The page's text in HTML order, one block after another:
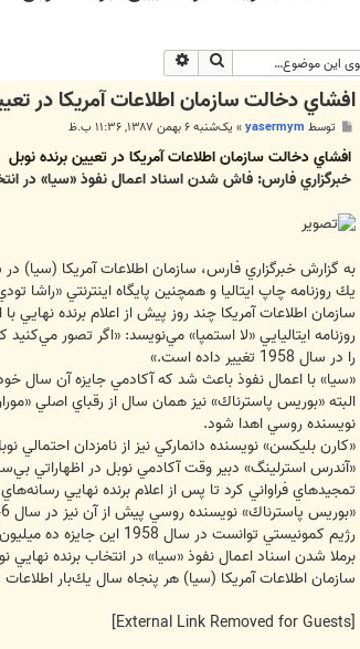
جستجو
افشاي دخالت سازمان اطلاعات آمريكا در
ت
توسط yasermym
» یک‌شنبه ۶ بهمن ۱۳۸۷, ۱۱:۳۶ ب.ظ
افشاي دخالت سازمان اطلاعات آمريكا در تعيين برنده نوبل
خبرگزاري فارس: فاش شدن اسناد اعمال نفوذ «سيا» در
به گزارش خبرگزاري فارس، سازمان اطلاعات آمريكا (سيا) در سال 1958 با اعمال نفوذ در آكادمي سوئدي نوبل راي اين آكادمي براي اهداي جايزه نوبل ادبيات آن سال
سازمان اطلاعات آمريكا چند روز پيش از اعلام برنده نهايي
روزنامه ايتاليايي «لا استمپا» مي‌نويسد: «اگر تصور
را در سال 1958 تغيير داده است.»
«سيا» با اعمال نفوذ باعث شد كه آكادمي جايزه آن سال
البته «بوريس پاسترناك» نيز همان سال از رقباي اصلي
نويسنده روسي اهدا شود.
«كارن بليكسن» نويسنده دانماركي نيز از نامزدان احتمالي نوبل ادبيات سال 1958 بوده است اما «آلبرتو موراويا» و «پاسترناك» دو رقيب بلامنازع در ساعات
«آندرس استرلينگ» دبير وقت آكادمي نوبل در اظهاراتي
تمجيد‌هاي فراواني كرد تا پس از اعلام برنده نهايي
رژيم كمونيستي توانست در سال 1958 اين جايزه ده ميليون كروني را از آن خود كند.
برملا شدن اسناد اعمال نفوذ «سيا» در انتخاب برنده
سازمان اطلاعات آمريكا (سيا) هر پنجاه سال يك‌بار
[External Link Removed for Guests]